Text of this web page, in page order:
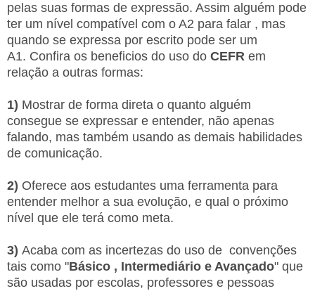
pelas suas formas de expressão. Assim alguém pode
ter um nível compatível com o A2 para falar , mas
quando se expressa por escrito pode ser um
A1. Confira os beneficios do uso do CEFR em
relação a outras formas:
1) Mostrar de forma direta o quanto alguém
consegue se expressar e entender, não apenas
falando, mas também usando as demais habilidades
de comunicação.
2) Oferece aos estudantes uma ferramenta para
entender melhor a sua evolução, e qual o próximo
nível que ele terá como meta.
3) Acaba com as incertezas do uso de convenções
tais como "Básico , Intermediário e Avançado" que
são usadas por escolas, professores e pessoas